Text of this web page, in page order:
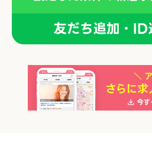
「正社員」を募集